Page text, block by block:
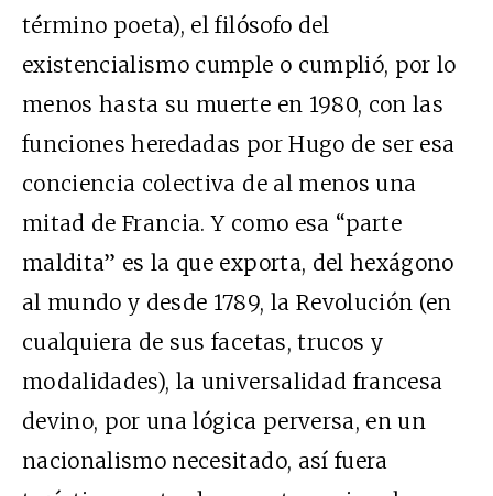
término poeta), el filósofo del
existencialismo cumple o cumplió, por lo
menos hasta su muerte en 1980, con las
funciones heredadas por Hugo de ser esa
conciencia colectiva de al menos una
mitad de Francia. Y como esa “parte
maldita” es la que exporta, del hexágono
al mundo y desde 1789, la Revolución (en
cualquiera de sus facetas, trucos y
modalidades), la universalidad francesa
devino, por una lógica perversa, en un
nacionalismo necesitado, así fuera